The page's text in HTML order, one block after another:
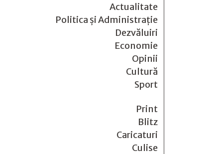
Actualitate
Politica și Administrație
Dezvăluiri
Economie
Opinii
Cultură
Sport
Print
Blitz
Caricaturi
Culise